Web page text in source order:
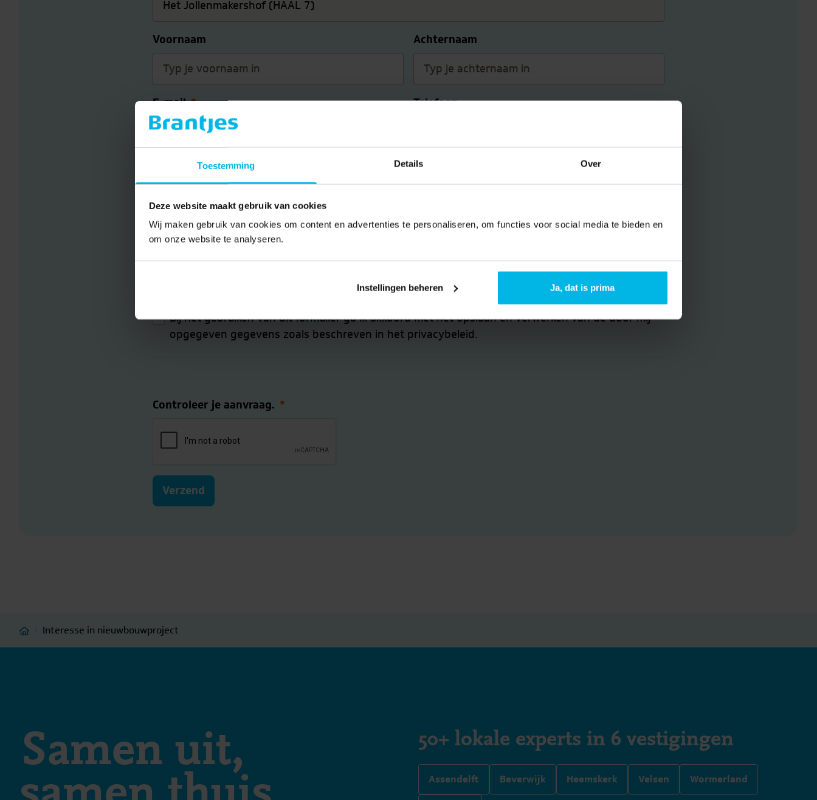
Toestemming Details Over
Deze website maakt gebruik van cookies
Wij maken gebruik van cookies om content en advertenties te personaliseren, om functies voor social media te bieden en
om onze website te analyseren.
Instellingen beheren Ja, dat is prima
Voornaam Achternaam
E-mail * Telefoon
Jouw bericht
Bij het gebruiken van dit formulier ga ik akkoord met het opslaan en verwerken van de door mij
opgegeven gegevens zoals beschreven in het privacybeleid.
*
Controleer je aanvraag. *
Verzend
HomeInteresse in nieuwbouwproject
Samen uit, 50+ lokale experts in 6 vestigingen
Assendelft Beverwijk Heemskerk Velsen Wormerland